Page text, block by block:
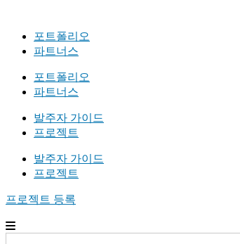
포트폴리오
파트너스
포트폴리오
파트너스
발주자 가이드
프로젝트
발주자 가이드
프로젝트
프로젝트 등록